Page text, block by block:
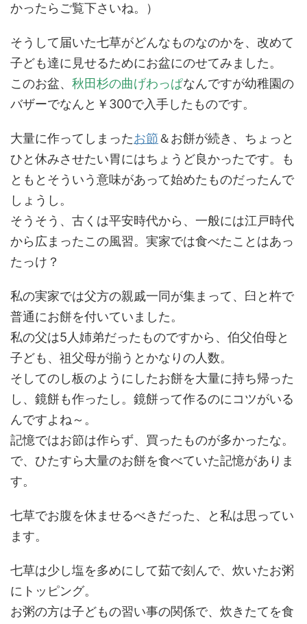
かったらご覧下さいね。）
そうして届いた七草がどんなものなのかを、改めて
子ども達に見せるためにお盆にのせてみました。
このお盆、 秋田杉の曲げわっぱなんですが幼稚園の
バザーでなんと￥300で入手したものです。
大量に作ってしまったお節＆お餅が続き、ちょっと
ひと休みさせたい胃にはちょうど良かったです。も
ともとそういう意味があって始めたものだったんで
しょうし。
そうそう、古くは平安時代から、一般には江戸時代
から広まったこの風習。実家では食べたことはあっ
たっけ？
私の実家では父方の親戚一同が集まって、臼と杵で
普通にお餅を付いていました。
私の父は5人姉弟だったものですから、伯父伯母と
子ども、祖父母が揃うとかなりの人数。
そしてのし板のようにしたお餅を大量に持ち帰った
し、鏡餅も作ったし。鏡餅って作るのにコツがいる
んですよね～。
記憶ではお節は作らず、買ったものが多かったな。
で、ひたすら大量のお餅を食べていた記憶がありま
す。
七草でお腹を休ませるべきだった、と私は思ってい
ます。
七草は少し塩を多めにして茹で刻んで、炊いたお粥
にトッピング。
お粥の方は子どもの習い事の関係で、炊きたてを食